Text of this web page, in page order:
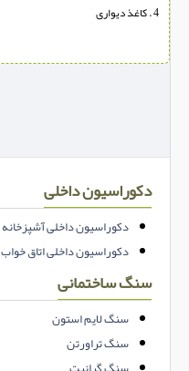
4 . کاغذ دیواری
دکوراسیون داخلی
دکوراسیون داخلی آشپزخانه
دکوراسیون داخلی اتاق خواب
سنگ ساختمانی
سنگ لایم استون
سنگ تراورتن